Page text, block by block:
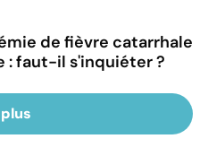
de fièvre catarrhale
: faut-il s'inquiéter ?